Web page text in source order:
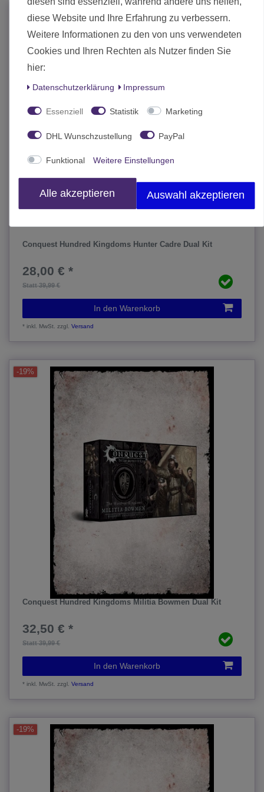
-30%
Conquest Hundred Kingdoms Hunter Cadre Dual Kit
Statt 39,99 €
28,00 € *
In den Warenkorb
*inkl. MwSt. zzgl.Versand
-19%
Conquest Hundred Kingdoms Militia Bowmen Dual Kit
Statt 39,99 €
32,50 € *
In den Warenkorb
*inkl. MwSt. zzgl.Versand
-19%
diese Website und Ihre Erfahrung zu verbessern.
Weitere Informationen zu den von uns verwendeten
Cookies und Ihren Rechten als Nutzer finden Sie
hier:
Daten­schutz­erklärung Impressum
Essenziell Statistik Marketing
DHL Wunschzustellung PayPal
Funktional Weitere Einstellungen
Alle akzeptieren Auswahl akzeptieren